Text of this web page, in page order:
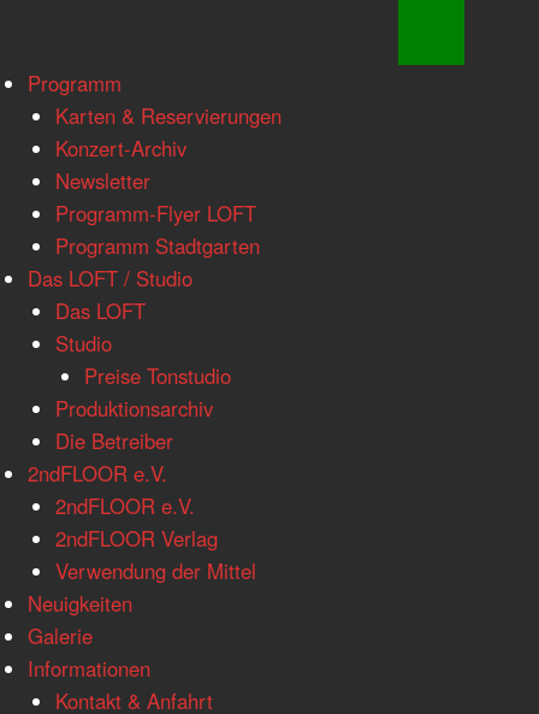
www.loftkoeln.de
navigation
Skip
content
Programm
Karten & Reservierungen
Konzert-Archiv
Newsletter
Programm-Flyer LOFT
Programm Stadtgarten
Das LOFT / Studio
Das LOFT
Studio
Preise Tonstudio
Produktionsarchiv
Die Betreiber
2ndFLOOR e.V.
2ndFLOOR e.V.
2ndFLOOR Verlag
Verwendung der Mittel
Neuigkeiten
Galerie
Informationen
Kontakt & Anfahrt